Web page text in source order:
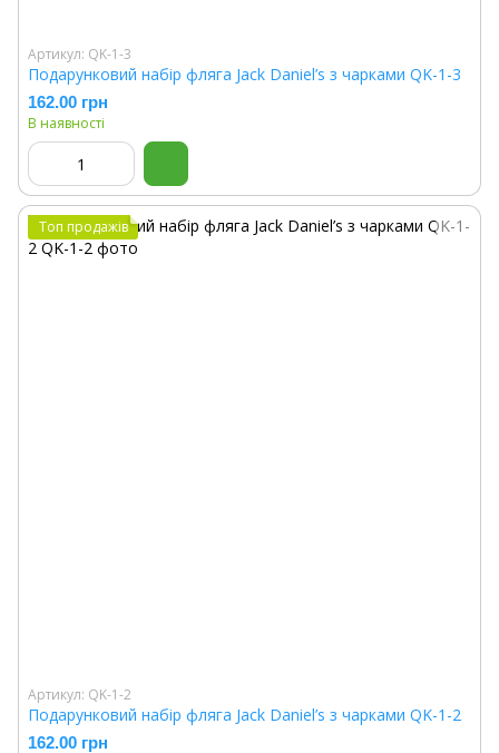
Артикул: QK-1-3
Подарунковий набір фляга Jack Daniel’s з чарками QK-1-3
162.00 грн
В наявності
Топ продажів
Артикул: QK-1-2
Подарунковий набір фляга Jack Daniel’s з чарками QK-1-2
162.00 грн